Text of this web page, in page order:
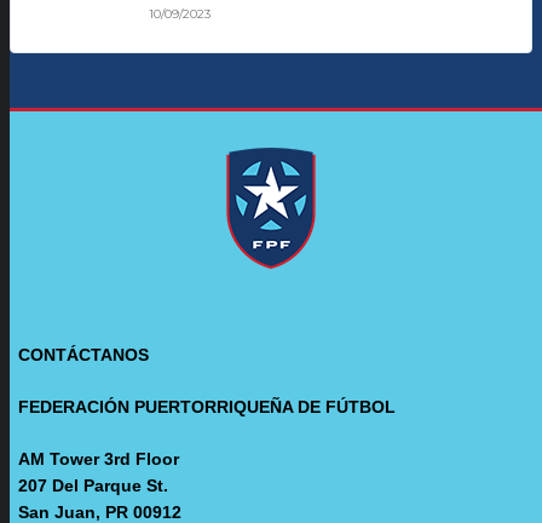
10/09/2023
CONTÁCTANOS
FEDERACIÓN PUERTORRIQUEÑA DE FÚTBOL
AM Tower 3rd Floor
207 Del Parque St.
San Juan, PR 00912